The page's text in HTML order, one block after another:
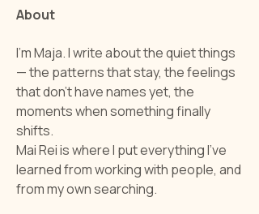
About
I'm Maja. I write about the quiet things
— the patterns that stay, the feelings
that don't have names yet, the
moments when something finally
shifts.
Mai Rei is where I put everything I've
learned from working with people, and
from my own searching.